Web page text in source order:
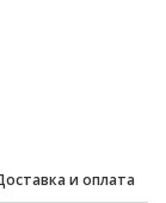
и оплата